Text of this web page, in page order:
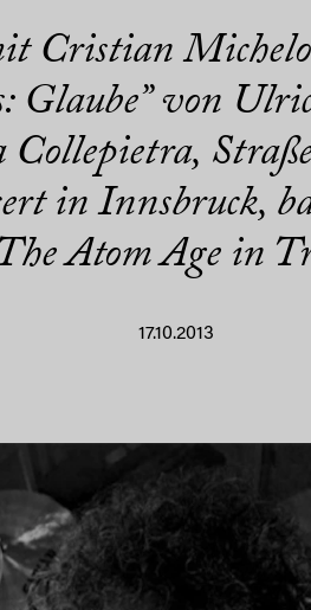
Cristian
Glaube” von
Collepietra,
in Innsbruck,
Atom Age in
17.10.2013